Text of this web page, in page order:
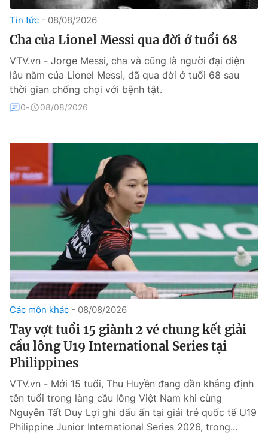
Theo dõi báo trên
Cơ quan chủ quản:Đài Truyền hình Việt Nam
Cơ quan báo chí:Thời báo VTV
Giấy phép hoạt động báo in và báo điện tử số 483/GP-BTTTT
cấp ngày 29/12/2023
Tổng đài VTV:
024.38 355 931 - 024.38 355 932
Ðiện thoại Thời báo VTV:024.66 897 897
Liên hệ quảng cáo:
0966 196 377
toasoan@vtv.vn
® Cấm sao chép dưới mọi hình thức nếu không có sự chấp
thuận bằng văn bản. Ghi rõ nguồn VTV.vn khi phát hành lại
thông tin từ website này.
Tin tức 08/08/2026
Cha của Lionel Messi qua đời ở tuổi 68
VTV.vn - Jorge Messi, cha và cũng là người đại diện
lâu năm của Lionel Messi, đã qua đời ở tuổi 68 sau
thời gian chống chọi với bệnh tật.
0 08/08/2026
Các môn khác 08/08/2026
Tay vợt tuổi 15 giành 2 vé chung kết giải
cầu lông U19 International Series tại
Philippines
VTV.vn - Mới 15 tuổi, Thu Huyền đang dần khẳng định
tên tuổi trong làng cầu lông Việt Nam khi cùng
Nguyễn Tất Duy Lợi ghi dấu ấn tại giải trẻ quốc tế U19
Philippine Junior International Series 2026, trong...